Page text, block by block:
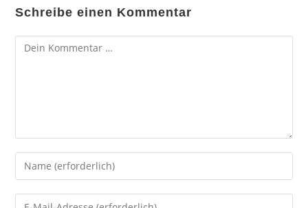
Schreibe einen Kommentar
Kommentar
Gib
deinen
Namen
Gib